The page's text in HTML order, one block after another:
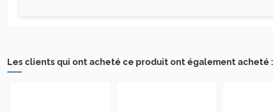
Les clients qui ont acheté ce produit ont également acheté :